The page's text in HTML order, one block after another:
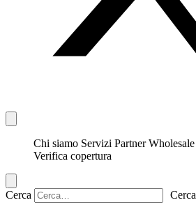
Chi siamo Servizi Partner Wholesale
Verifica copertura
Cerca Cerca